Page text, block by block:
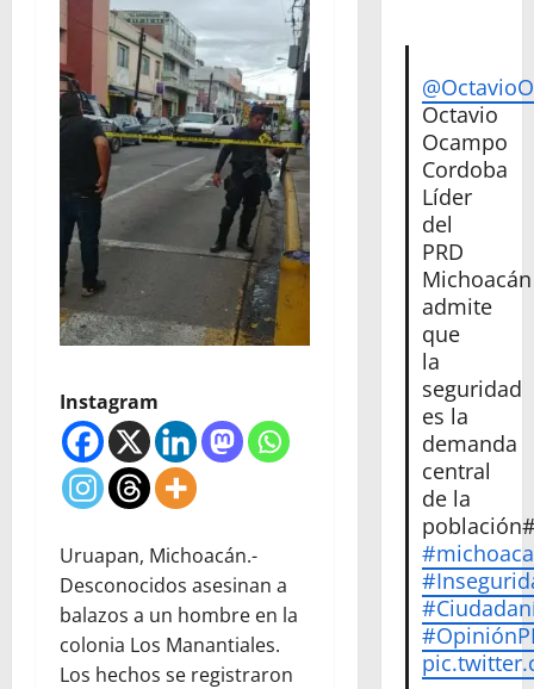
Instagram
Uruapan, Michoacán.-
Desconocidos asesinan a
balazos a un hombre en la
colonia Los Manantiales.
Los hechos se registraron
Octavio
Ocampo
Cordoba
Líder
del
PRD
Michoacán
admite
que
la
seguridad
es la
demanda
central
de la